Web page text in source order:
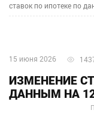
ставок по ипотеке по
15 июня 2026
ИЗМЕНЕНИЕ
ДАННЫМ НА